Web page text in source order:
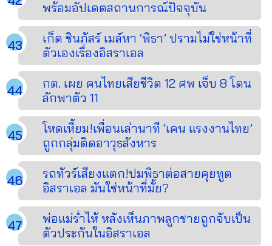
พร้อมอัปเดตสถานการณ์ปัจจุบัน
เก็ต ชินภัสร์ เมล์หา ‘พิธา’ ปรามไม่ใช่หน้าที่
ตัวเองเรื่องอิสราเอล
กต. เผย คนไทยเสียชีวิต 12 ศพ เจ็บ 8 โดน
ลักพาตัว 11
โหดเหี้ยม!เพื่อนเล่านาที ‘เคน แรงงานไทย’
ถูกกลุ่มติดอาวุธสังหาร
รถทัวร์เสียงแตก!ปมพิธาต่อสายคุยทูต
อิสราเอล มันใช่หน้าที่มั้ย?
พ่อแม่ร่ำไห้ หลังเห็นภาพลูกชายถูกจับเป็น
ตัวประกันในอิสราเอล